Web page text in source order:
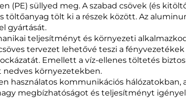
(PE) süllyed meg. A szabad csövek (és
tölt ki a részek között. Az
gyártását.
teljesítményt és környezeti
tervezet lehetővé teszi a
Emellett a víz-ellenes töltetés
nedves környezetekben.
használatos kommunikációs
megbízhatóságot és teljesítményt